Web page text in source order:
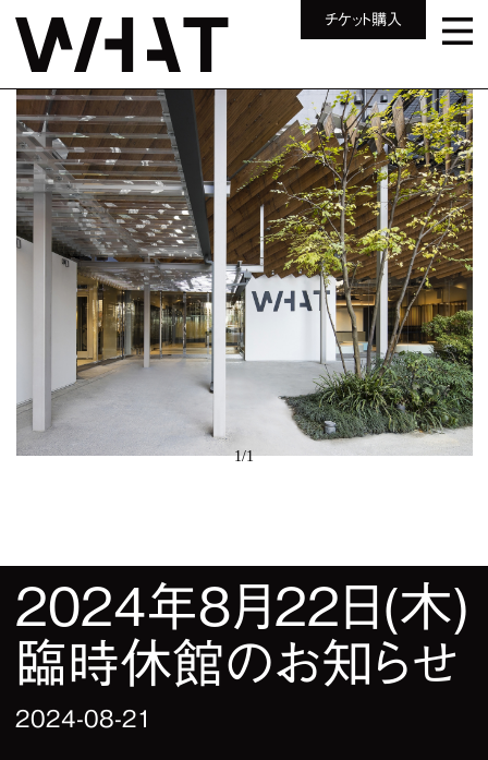
チケット購入
1/1
2024年8月22日(木)
臨時休館のお知らせ
2024-08-21